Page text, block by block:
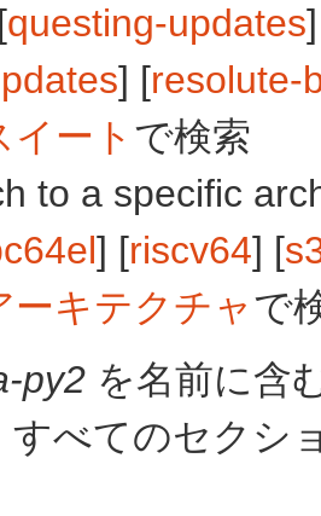
questing-updates
] [resolute-
ート で検索
to a specific
] [riscv64] [
キテクチャで
py2 を名前に含
すべてのセクシ